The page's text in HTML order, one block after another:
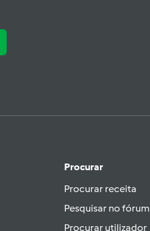
Procurar
Procurar receita
Pesquisar no fórum
Procurar utilizador